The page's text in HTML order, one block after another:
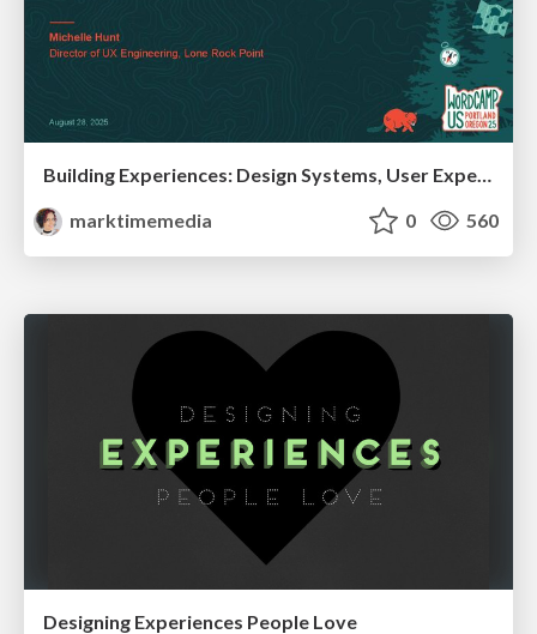
Building Experiences: Design Systems, User Experience, and Full Site Editing
marktimemedia
0 560
Designing Experiences People Love